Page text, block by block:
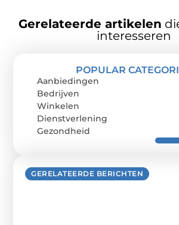
Gerelateerde artikelen
interesseren
GERELATEERDE BERICHTEN
POPULAR
Aanbiedingen
Bedrijven
Winkelen
Dienstverlening
Gezondheid